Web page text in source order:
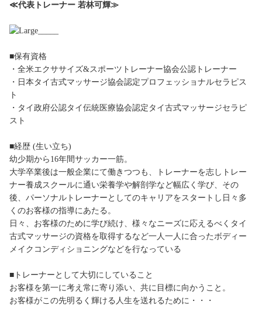
≪代表トレーナー 若林可輝≫
■保有資格
・全米エクササイズ&スポーツトレーナー協会公認トレーナー
・日本タイ古式マッサージ協会認定プロフェッショナルセラピス
ト
・タイ政府公認タイ伝統医療協会認定タイ古式マッサージセラピ
スト
■経歴 (生い立ち)
幼少期から16年間サッカー一筋。
大学卒業後は一般企業にて働きつつも、トレーナーを志しトレー
ナー養成スクールに通い栄養学や解剖学など幅広く学び、その
後、パーソナルトレーナーとしてのキャリアをスタートし日々多
くのお客様の指導にあたる。
日々、お客様のために学び続け、様々なニーズに応えるべくタイ
古式マッサージの資格を取得するなど一人一人に合ったボディー
メイクコンディショニングなどを行なっている
■トレーナーとして大切にしていること
お客様を第一に考え常に寄り添い、共に目標に向かうこと。
お客様がこの先明るく輝ける人生を送れるために・・・